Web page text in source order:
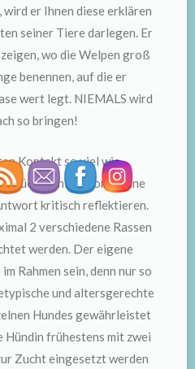
er Ihnen diese erklären
seiner Tiere darlegen. Er
wo die Welpen groß
benennen, auf die er
wert legt. NIEMALS wird
so bringen!
Kontakt so viel wie
Züchter nicht von alleine
kritisch reflektieren.
2 verschiedene Rassen
werden. Der eigene
Rahmen sein, denn nur so
und altersgerechte
Hundes gewährleistet
Hündin frühestens mit zwei
Zucht eingesetzt werden